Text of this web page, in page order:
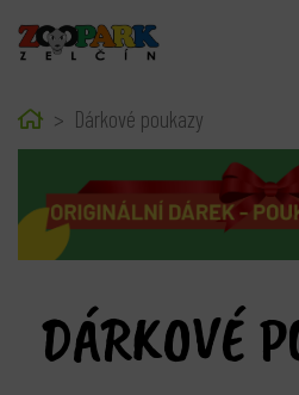
HomeDárkové poukazy
DÁRKOVÉ